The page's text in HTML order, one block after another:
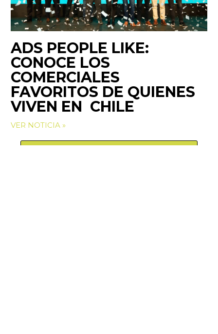
ADS PEOPLE LIKE:
CONOCE LOS
COMERCIALES
FAVORITOS DE QUIENES
VIVEN EN CHILE
VER NOTICIA »